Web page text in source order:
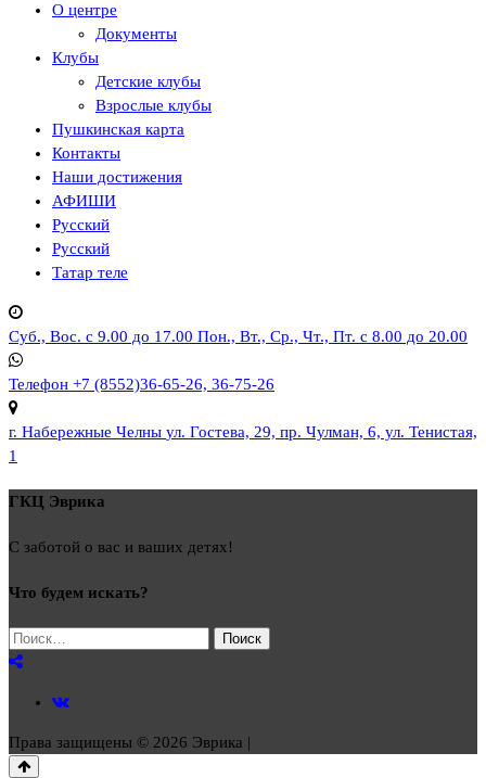
О центре
Документы
Клубы
Детские клубы
Взрослые клубы
Пушкинская карта
Контакты
Наши достижения
АФИШИ
Русский
Русский
Татар теле
Суб., Вос. с 9.00 до 17.00 Пон., Вт., Ср., Чт., Пт. с 8.00 до 20.00
Телефон +7 (8552)36-65-26, 36-75-26
г. Набережные Челны ул. Гостева, 29, пр. Чулман, 6, ул. Тенистая,
1
ГКЦ Эврика
С заботой о вас и ваших детях!
Что будем искать?
Найти:
Права защищены © 2026 Эврика |